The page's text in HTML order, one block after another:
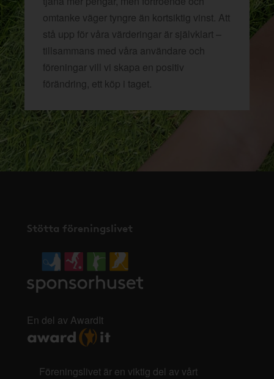
omtanke väger tyngre än kortsiktig vinst. Att
stå upp för våra värderingar är självklart –
tillsammans med våra användare och
föreningar vill vi skapa en positiv
förändring, ett köp i taget.
Stötta föreningslivet
En del av AwardIt
Föreningslivet är en viktig del av vårt